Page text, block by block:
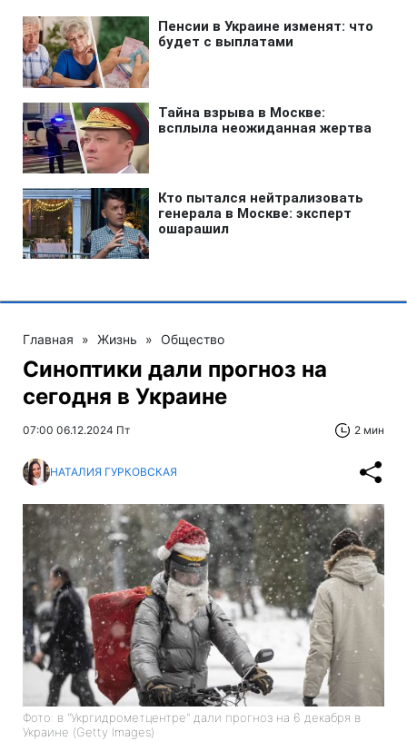
Главная » Жизнь » Общество
Синоптики дали прогноз на
сегодня в Украине
07:00 06.12.2024 Пт 2 мин
НАТАЛИЯ ГУРКОВСКАЯ
Фото: в "Укргидрометцентре" дали прогноз на 6 декабря в
Украине (Getty Images)